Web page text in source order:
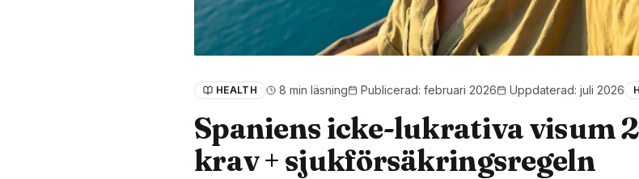
HEALTH 8 min läsning Publicerad: februari 2026 Uppdaterad: juli 2026
Spaniens icke-lukrativa visum
krav + sjukförsäkringsregeln